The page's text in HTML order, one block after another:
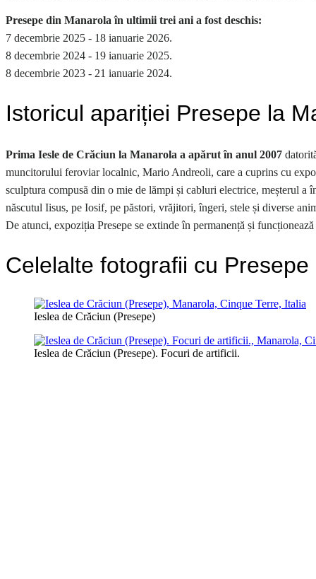
Presepe din Manarola în ultimii trei ani a fost deschis:
7 decembrie 2025 - 18 ianuarie 2026.
8 decembrie 2024 - 19 ianuarie 2025.
8 decembrie 2023 - 21 ianuarie 2024.
Istoricul apariției Presepe la
Prima Iesle de Crăciun la Manarola a apărut în anul 2007
muncitorului feroviar localnic, Mario Andreoli, care a cuprins cu
sculptura compusă din o mie de lămpi și cabluri electrice, meșterul a
născutul Iisus, pe Iosif, pe păstori, vrăjitori, îngeri, stele și diverse
De atunci, expoziția Presepe se extinde în permanență și
Celelalte fotografii cu Presepe
Ieslea de Crăciun (Presepe)
Ieslea de Crăciun (Presepe). Focuri de artificii.